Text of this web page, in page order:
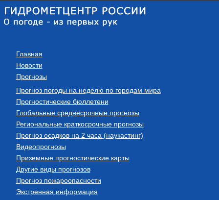
Главная
Новости
Прогнозы
Прогноз погоды на неделю по городам мира
Прогностические бюллетени
Глобальные среднесрочные прогнозы
Региональные краткосрочные прогнозы
Прогноз осадков на 2 часа (наукастинг)
Видеопрогнозы
Приземные прогностические карты
Другие виды прогнозов
Прогноз пожароопасности
Экстренная информация